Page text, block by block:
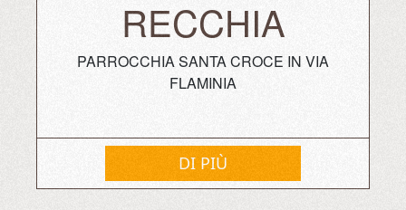
RECCHIA
PARROCCHIA SANTA CROCE IN VIA
FLAMINIA
DI PIÙ